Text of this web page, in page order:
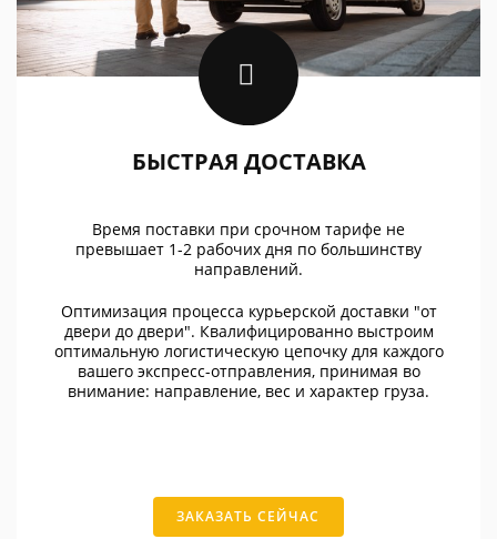
БЫСТРАЯ ДОСТАВКА
Время поставки при срочном тарифе не
превышает 1-2 рабочих дня по большинству
направлений.
Оптимизация процесса курьерской доставки "от
двери до двери". Квалифицированно выстроим
оптимальную логистическую цепочку для каждого
вашего экспресс-отправления, принимая во
внимание: направление, вес и характер груза.
ЗАКАЗАТЬ СЕЙЧАС